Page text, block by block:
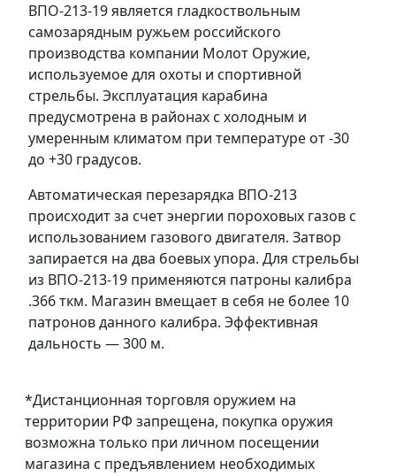
ВПО-213-19 является гладкоствольным
самозарядным ружьем российского
производства компании Молот Оружие,
используемое для охоты и спортивной
стрельбы. Эксплуатация карабина
предусмотрена в районах с холодным и
умеренным климатом при температуре от -30
до +30 градусов.
Автоматическая перезарядка ВПО-213
происходит за счет энергии пороховых газов с
использованием газового двигателя. Затвор
запирается на два боевых упора. Для стрельбы
из ВПО-213-19 применяются патроны калибра
.366 ткм. Магазин вмещает в себя не более 10
патронов данного калибра. Эффективная
дальность — 300 м.
*Дистанционная торговля оружием на
территории РФ запрещена, покупка оружия
возможна только при личном посещении
магазина с предъявлением необходимых